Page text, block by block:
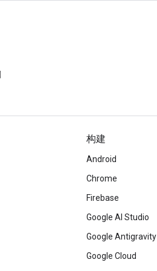
构建
Android
Chrome
Firebase
Google AI Studio
Google Antigravity
Google Cloud